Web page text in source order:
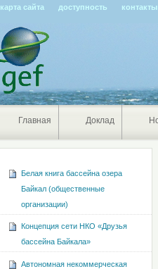
карта сайта доступность контакты
Главная Доклад
Белая книга бассейна озера
Байкал (общественные
организации)
Концепция сети НКО «Друзья
бассейна Байкала»
Автономная некоммерческая